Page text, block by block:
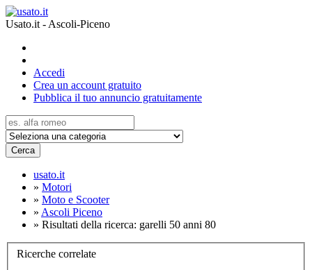
Usato.it - Ascoli-Piceno
Accedi
Crea un account gratuito
Pubblica il tuo annuncio gratuitamente
Cerca
usato.it
» Motori
» Moto e Scooter
» Ascoli Piceno
» Risultati della ricerca: garelli 50 anni 80
Ricerche correlate